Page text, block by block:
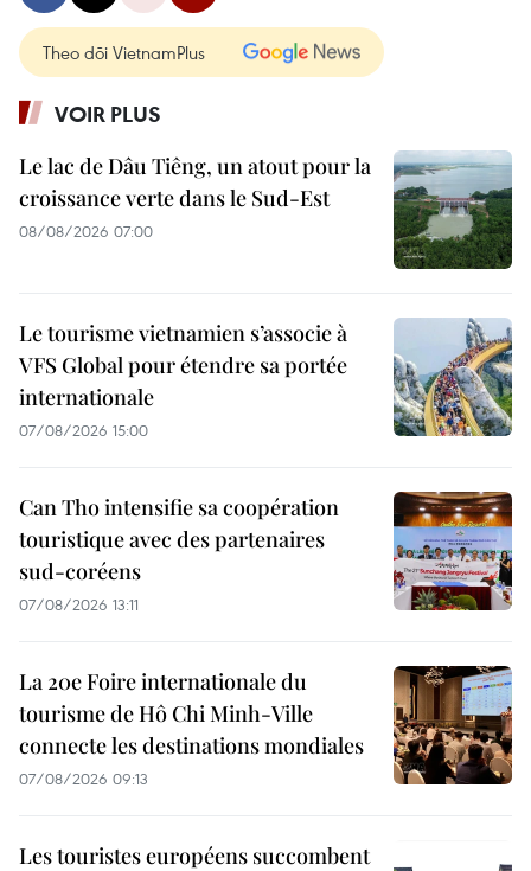
Theo dõi VietnamPlus
VOIR PLUS
Le lac de Dâu Tiêng, un atout pour la
croissance verte dans le Sud-Est
08/08/2026 07:00
Le tourisme vietnamien s’associe à
VFS Global pour étendre sa portée
internationale
07/08/2026 15:00
Can Tho intensifie sa coopération
touristique avec des partenaires
sud-coréens
07/08/2026 13:11
La 20e Foire internationale du
tourisme de Hô Chi Minh-Ville
connecte les destinations mondiales
07/08/2026 09:13
Les touristes européens succombent